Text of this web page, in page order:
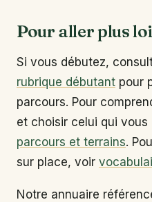
Pour aller plus
Si vous débutez,
rubrique débutant pour
parcours. Pour
et choisir celui qui
parcours et terrains.
sur place, voir
Notre annuaire